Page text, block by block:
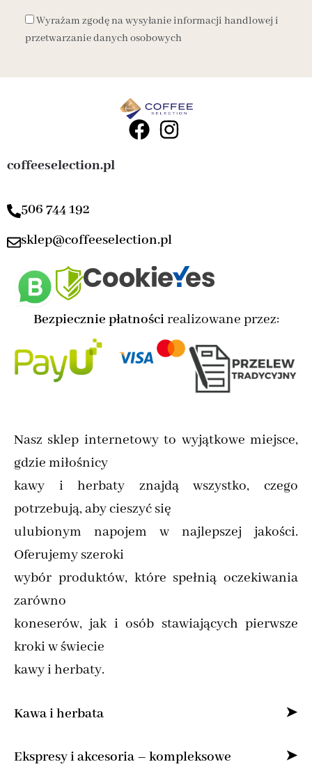
Wyrażam zgodę na wysyłanie informacji handlowej i
przetwarzanie danych osobowych
coffeeselection.pl
506 744 192
sklep@coffeeselection.pl
Bezpiecznie płatnościrealizowane przez:
Nasz sklep internetowy to wyjątkowe miejsce,
gdzie miłośnicy
kawy i herbaty znajdą wszystko, czego
potrzebują, aby cieszyć się
ulubionym napojem w najlepszej jakości.
Oferujemy szeroki
wybór produktów, które spełnią oczekiwania
zarówno
koneserów, jak i osób stawiających pierwsze
kroki w świecie
kawy i herbaty.
Kawa i herbata
Specjalizujemy się w sprzedaży kawy ziarnistej
Ekspresy i akcesoria – kompleksowe